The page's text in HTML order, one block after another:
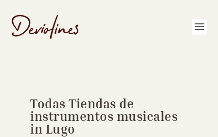
Todas Tiendas de
instrumentos musicales
in Lugo